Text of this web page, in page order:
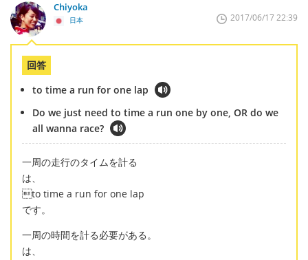
Chiyoka
日本 2017/06/17 22:39
回答
to time a run for one lap
Do we just need to time a run one by one, OR do we
all wanna race?
一周の走行のタイムを計る
は、
to time a run for one lap
です。
一周の時間を計る必要がある。
は、